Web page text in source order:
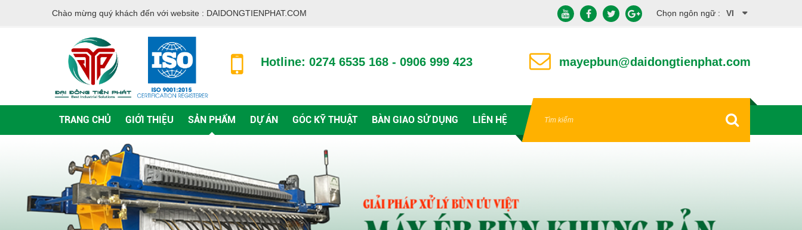
Chào mừng quý khách đến với website : DAIDONGTIENPHAT.COM Chọn ngôn ngữ : VI
Hotline: 0274 6535 168 - 0906 999 423 mayepbun@daidongtienphat.com
TRANG CHỦ GIỚI THIỆU SẢN PHẨM DỰ ÁN GÓC KỸ THUẬT BÀN GIAO SỬ DỤNG LIÊN HỆ